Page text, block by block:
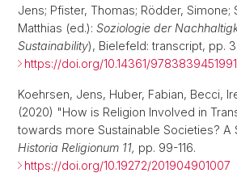
Jens; Pfister, Thomas; Rödder, Simone;
Matthias (ed.): Soziologie der
Sustainability), Bielefeld: transcript, pp.
https://doi.org/10.14361/
Koehrsen, Jens, Huber, Fabian, Becci,
(2020) "How is Religion Involved in
towards more Sustainable Societies? A
Historia Religionum 11, pp. 99-116.
https://doi.org/10.19272/201904901007